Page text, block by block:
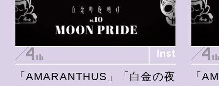
Inst
「AMARANTHUS」「白金の夜
「